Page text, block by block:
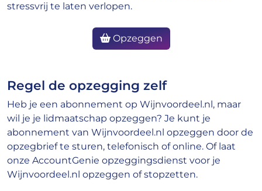
stressvrij te laten verlopen.
Opzeggen
Regel de opzegging zelf
Heb je een abonnement op Wijnvoordeel.nl, maar
wil je je lidmaatschap opzeggen? Je kunt je
abonnement van Wijnvoordeel.nl opzeggen door de
opzegbrief te sturen, telefonisch of online. Of laat
onze AccountGenie opzeggingsdienst voor je
Wijnvoordeel.nl opzeggen of stopzetten.